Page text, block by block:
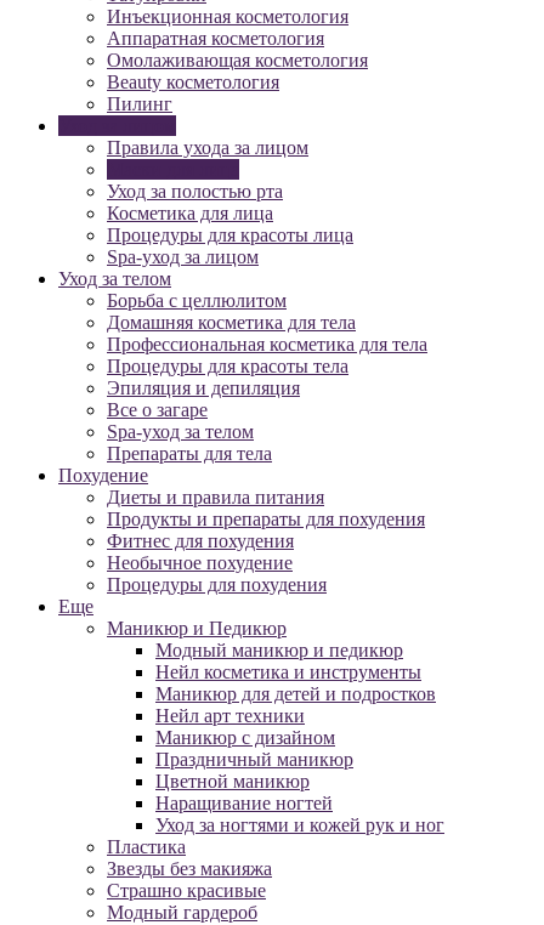
Инъекционная косметология
Аппаратная косметология
Омолаживающая косметология
Beauty косметология
Пилинг
Правила ухода за лицом
Уход за полостью рта
Косметика для лица
Процедуры для красоты лица
Spa-уход за лицом
Уход за телом
Борьба с целлюлитом
Домашняя косметика для тела
Профессиональная косметика для тела
Процедуры для красоты тела
Эпиляция и депиляция
Все о загаре
Spa-уход за телом
Препараты для тела
Похудение
Диеты и правила питания
Продукты и препараты для похудения
Фитнес для похудения
Необычное похудение
Процедуры для похудения
Еще
Маникюр и Педикюр
Модный маникюр и педикюр
Нейл косметика и инструменты
Маникюр для детей и подростков
Нейл арт техники
Маникюр с дизайном
Праздничный маникюр
Цветной маникюр
Наращивание ногтей
Уход за ногтями и кожей рук и ног
Пластика
Звезды без макияжа
Страшно красивые
Модный гардероб